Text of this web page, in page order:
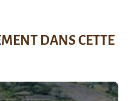
DANS CETTE